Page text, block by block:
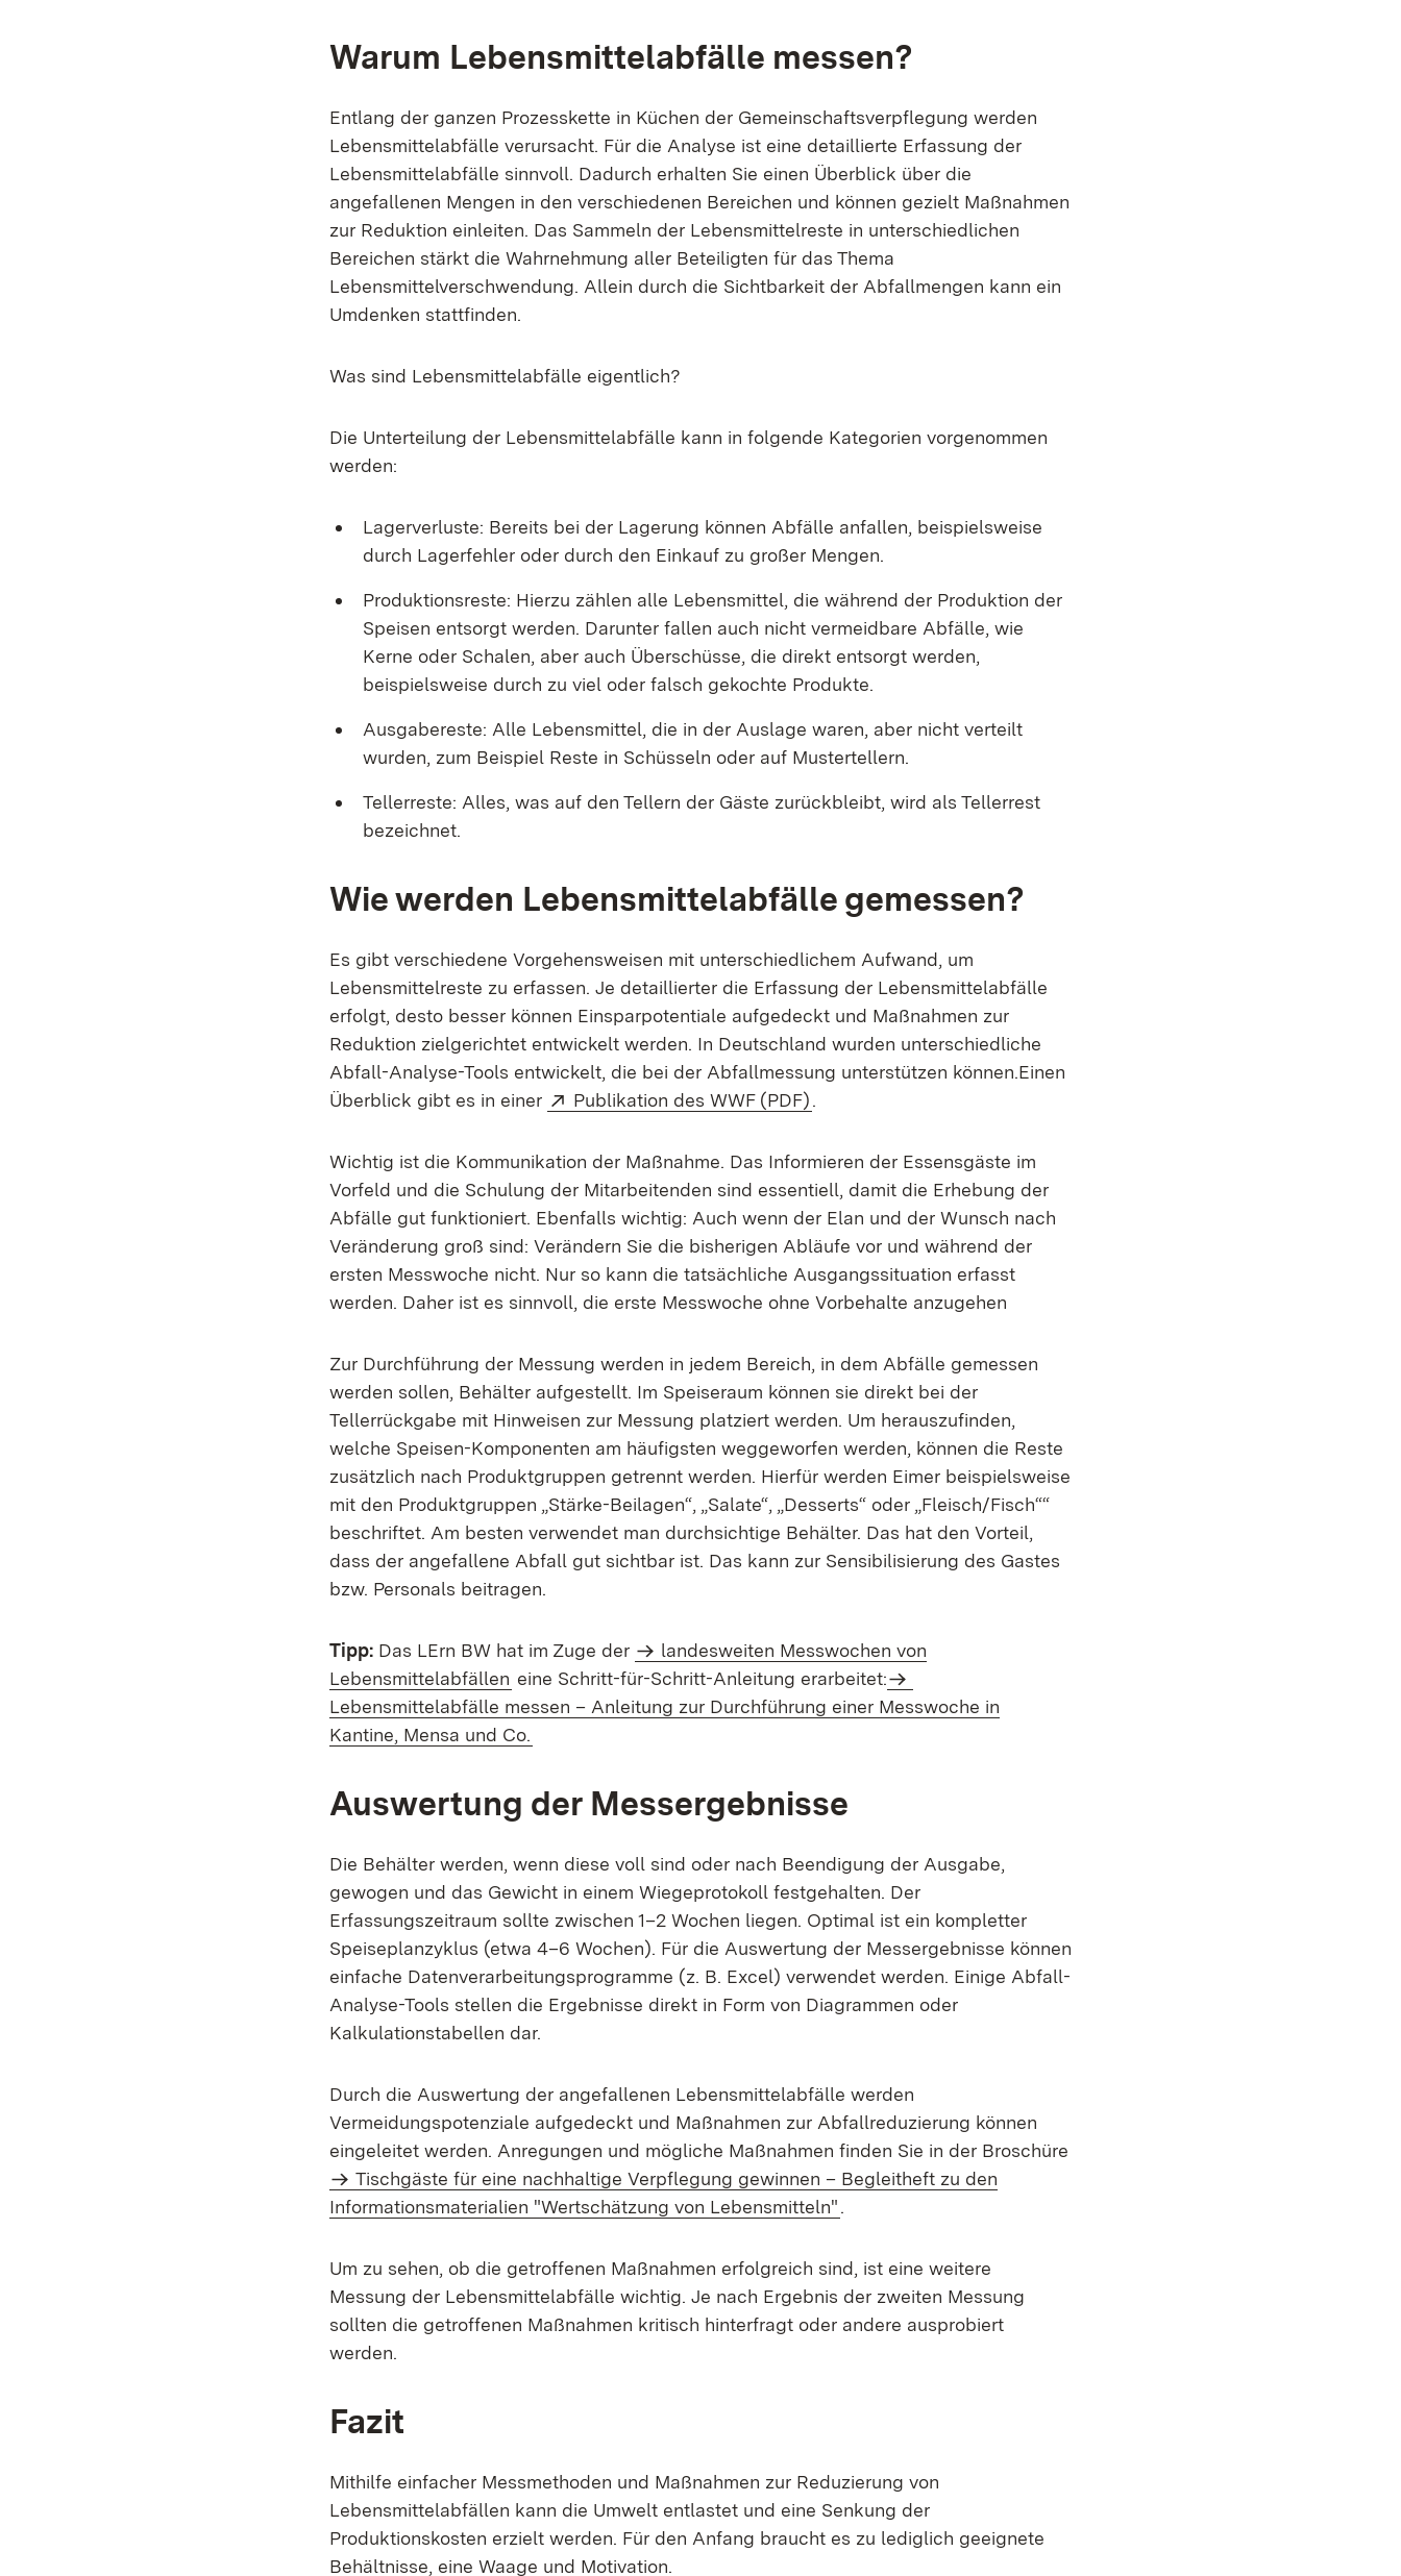
Warum Lebensmittelabfälle messen?
Entlang der ganzen Prozesskette in Küchen der Gemeinschaftsverpflegung werden
Lebensmittelabfälle verursacht. Für die Analyse ist eine detaillierte Erfassung der
Lebensmittelabfälle sinnvoll. Dadurch erhalten Sie einen Überblick über die
angefallenen Mengen in den verschiedenen Bereichen und können gezielt Maßnahmen
zur Reduktion einleiten. Das Sammeln der Lebensmittelreste in unterschiedlichen
Bereichen stärkt die Wahrnehmung aller Beteiligten für das Thema
Lebensmittelverschwendung. Allein durch die Sichtbarkeit der Abfallmengen kann ein
Umdenken stattfinden.
Was sind Lebensmittelabfälle eigentlich?
Die Unterteilung der Lebensmittelabfälle kann in folgende Kategorien vorgenommen
werden:
Lagerverluste: Bereits bei der Lagerung können Abfälle anfallen, beispielsweise
durch Lagerfehler oder durch den Einkauf zu großer Mengen.
Produktionsreste: Hierzu zählen alle Lebensmittel, die während der Produktion der
Speisen entsorgt werden. Darunter fallen auch nicht vermeidbare Abfälle, wie
Kerne oder Schalen, aber auch Überschüsse, die direkt entsorgt werden,
beispielsweise durch zu viel oder falsch gekochte Produkte.
Ausgabereste: Alle Lebensmittel, die in der Auslage waren, aber nicht verteilt
wurden, zum Beispiel Reste in Schüsseln oder auf Mustertellern.
Tellerreste: Alles, was auf den Tellern der Gäste zurückbleibt, wird als Tellerrest
bezeichnet.
Wie werden Lebensmittelabfälle gemessen?
Es gibt verschiedene Vorgehensweisen mit unterschiedlichem Aufwand, um
Lebensmittelreste zu erfassen. Je detaillierter die Erfassung der Lebensmittelabfälle
erfolgt, desto besser können Einsparpotentiale aufgedeckt und Maßnahmen zur
Reduktion zielgerichtet entwickelt werden. In Deutschland wurden unterschiedliche
Abfall-Analyse-Tools entwickelt, die bei der Abfallmessung unterstützen können.Einen
Überblick gibt es in einer
Extern:
Publikation des WWF (PDF).
Wichtig ist die Kommunikation der Maßnahme. Das Informieren der Essensgäste im
Vorfeld und die Schulung der Mitarbeitenden sind essentiell, damit die Erhebung der
Abfälle gut funktioniert. Ebenfalls wichtig: Auch wenn der Elan und der Wunsch nach
Veränderung groß sind: Verändern Sie die bisherigen Abläufe vor und während der
ersten Messwoche nicht. Nur so kann die tatsächliche Ausgangssituation erfasst
werden. Daher ist es sinnvoll, die erste Messwoche ohne Vorbehalte anzugehen
Zur Durchführung der Messung werden in jedem Bereich, in dem Abfälle gemessen
werden sollen, Behälter aufgestellt. Im Speiseraum können sie direkt bei der
Tellerrückgabe mit Hinweisen zur Messung platziert werden. Um herauszufinden,
welche Speisen-Komponenten am häufigsten weggeworfen werden, können die Reste
zusätzlich nach Produktgruppen getrennt werden. Hierfür werden Eimer beispielsweise
mit den Produktgruppen „Stärke-Beilagen“, „Salate“, „Desserts“ oder „Fleisch/Fisch““
beschriftet. Am besten verwendet man durchsichtige Behälter. Das hat den Vorteil,
dass der angefallene Abfall gut sichtbar ist. Das kann zur Sensibilisierung des Gastes
bzw. Personals beitragen.
Tipp: Das LErn BW hat im Zuge der
landesweiten Messwochen von
Lebensmittelabfällen eine Schritt-für-Schritt-Anleitung erarbeitet:
Lebensmittelabfälle messen – Anleitung zur Durchführung einer Messwoche in
Kantine, Mensa und Co.
Auswertung der Messergebnisse
Die Behälter werden, wenn diese voll sind oder nach Beendigung der Ausgabe,
gewogen und das Gewicht in einem Wiegeprotokoll festgehalten. Der
Erfassungszeitraum sollte zwischen 1–2 Wochen liegen. Optimal ist ein kompletter
Speiseplanzyklus (etwa 4–6 Wochen). Für die Auswertung der Messergebnisse können
einfache Datenverarbeitungsprogramme (z. B. Excel) verwendet werden. Einige Abfall-
Analyse-Tools stellen die Ergebnisse direkt in Form von Diagrammen oder
Kalkulationstabellen dar.
Durch die Auswertung der angefallenen Lebensmittelabfälle werden
Vermeidungspotenziale aufgedeckt und Maßnahmen zur Abfallreduzierung können
eingeleitet werden. Anregungen und mögliche Maßnahmen finden Sie in der Broschüre
Tischgäste für eine nachhaltige Verpflegung gewinnen – Begleitheft zu den
Informationsmaterialien "Wertschätzung von Lebensmitteln".
Um zu sehen, ob die getroffenen Maßnahmen erfolgreich sind, ist eine weitere
Messung der Lebensmittelabfälle wichtig. Je nach Ergebnis der zweiten Messung
sollten die getroffenen Maßnahmen kritisch hinterfragt oder andere ausprobiert
werden.
Fazit
Mithilfe einfacher Messmethoden und Maßnahmen zur Reduzierung von
Lebensmittelabfällen kann die Umwelt entlastet und eine Senkung der
Produktionskosten erzielt werden. Für den Anfang braucht es zu lediglich geeignete
Behältnisse, eine Waage und Motivation.